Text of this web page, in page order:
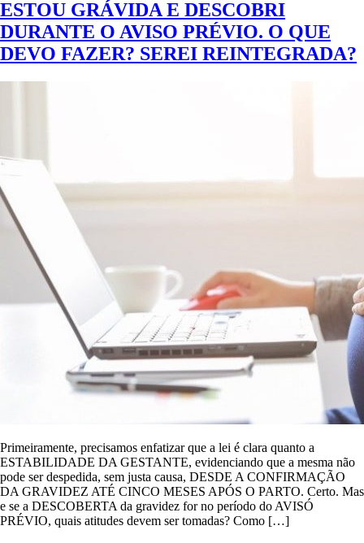
ESTOU GRÁVIDA E DESCOBRI
DURANTE O AVISO PRÉVIO. O QUE
DEVO FAZER? SEREI REINTEGRADA?
Primeiramente, precisamos enfatizar que a lei é clara quanto a
ESTABILIDADE DA GESTANTE, evidenciando que a mesma não
pode ser despedida, sem justa causa, DESDE A CONFIRMAÇÃO
DA GRAVIDEZ ATÉ CINCO MESES APÓS O PARTO. Certo. Mas
e se a DESCOBERTA da gravidez for no período do AVISÓ
PRÉVIO, quais atitudes devem ser tomadas? Como […]